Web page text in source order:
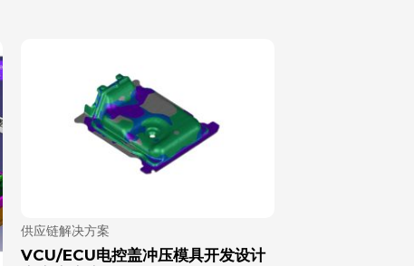
供应链解决方案
VCU/ECU电控盖冲压模具开发设计